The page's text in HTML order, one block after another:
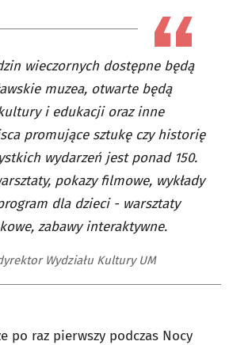
wieczornych dostępne będą
muzea, otwarte będą
i edukacji oraz inne
promujące sztukę czy historię
wydarzeń jest ponad 150.
pokazy filmowe, wykłady
dla dzieci - warsztaty
zabawy interaktywne.
Wydziału Kultury UM
po raz pierwszy podczas Nocy